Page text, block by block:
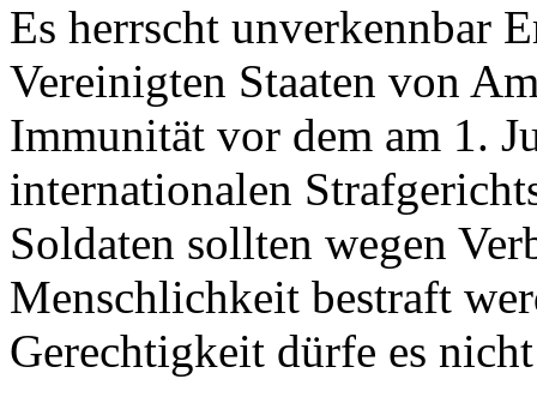
Es herrscht unverkennbar
Vereinigten Staaten von
Immunität vor dem am 1.
internationalen
Soldaten sollten wegen
Menschlichkeit bestraft
Gerechtigkeit dürfe es